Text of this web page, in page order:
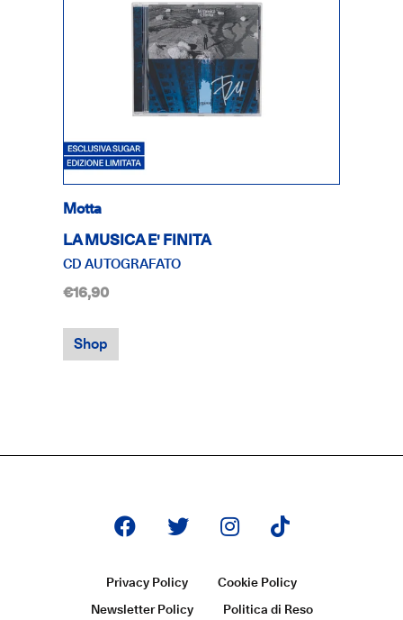
Motta
LA MUSICA E' FINITA
CD AUTOGRAFATO
€16,90
Shop
Privacy Policy
Cookie Policy
Newsletter Policy
Politica di Reso